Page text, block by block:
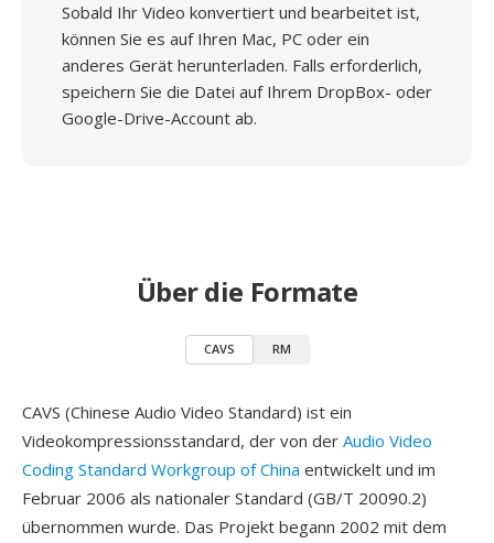
Sobald Ihr Video konvertiert und bearbeitet ist,
können Sie es auf Ihren Mac, PC oder ein
anderes Gerät herunterladen. Falls erforderlich,
speichern Sie die Datei auf Ihrem DropBox- oder
Google-Drive-Account ab.
Über die Formate
CAVS RM
CAVS (Chinese Audio Video Standard) ist ein
Videokompressionsstandard, der von der Audio Video
Coding Standard Workgroup of China entwickelt und im
Februar 2006 als nationaler Standard (GB/T 20090.2)
übernommen wurde. Das Projekt begann 2002 mit dem